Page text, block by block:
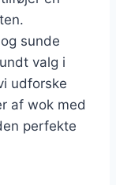
sunde
valg i
udforske
af wok med
perfekte